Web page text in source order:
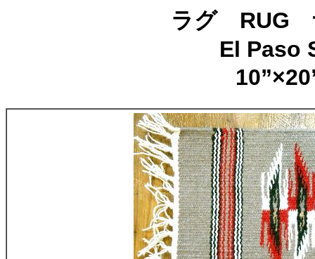
ラグ RUG
El Paso